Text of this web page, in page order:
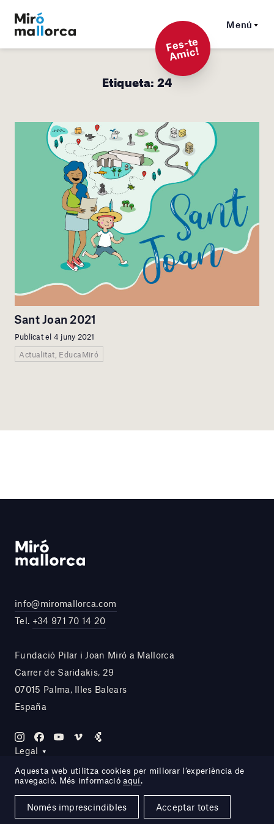
Menú
F
es-t
e
A
mi
c!
Etiqueta:24
Sant Joan 2021
Publicat el 4 juny 2021
Actualitat, EducaMiró
info@miromallorca.com
Tel. +34 971 70 14 20
Fundació Pilar i Joan Miró a Mallorca
Carrer de Saridakis, 29
07015 Palma, Illes Balears
España
Legal
Site by DOMO—A
Aquesta web utilitza cookies per millorar l’experiència de
navegació. Més informacióaquí.
Només imprescindibles Acceptar totes